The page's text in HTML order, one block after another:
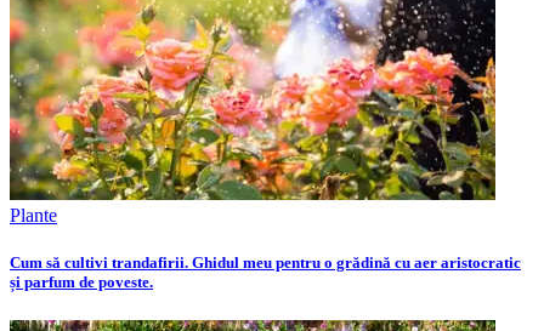
Plante
Cum să cultivi trandafirii. Ghidul meu pentru o grădină cu aer aristocratic
și parfum de poveste.